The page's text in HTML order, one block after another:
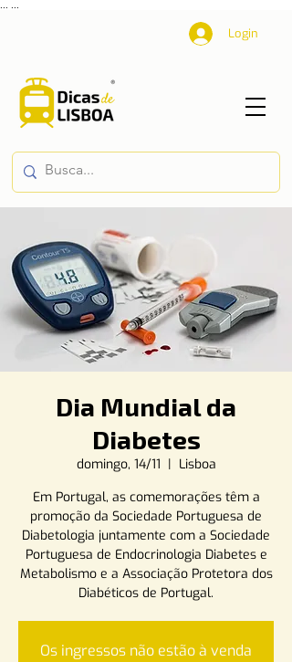
Login
Dia Mundial da
Diabetes
domingo, 14/11
  |
Lisboa
Em Portugal, as comemorações têm a
promoção da Sociedade Portuguesa de
Diabetologia juntamente com a Sociedade
Portuguesa de Endocrinologia Diabetes e
Metabolismo e a Associação Protetora dos
Diabéticos de Portugal.
Os ingressos não estão à venda